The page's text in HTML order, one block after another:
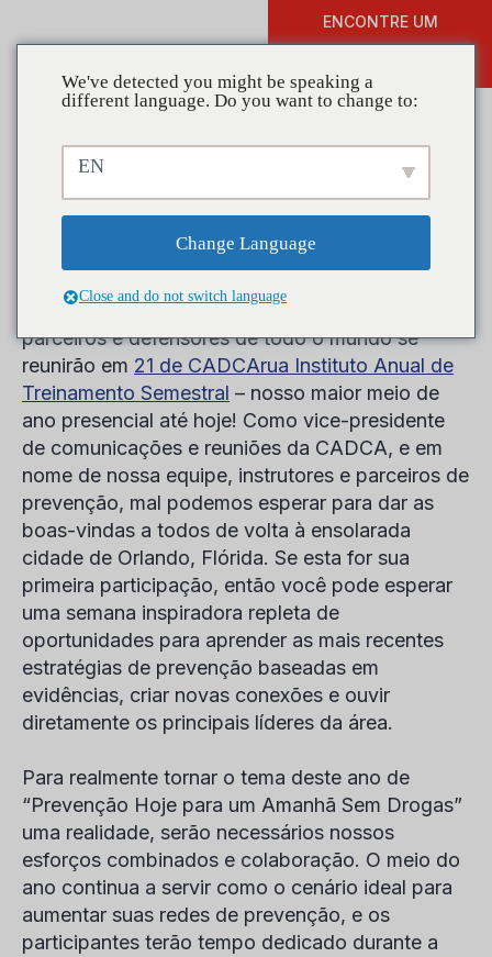
ENCONTRE UM
O meio do ano está quase
chegando!
Em apenas alguns dias, líderes de prevenção,
parceiros e defensores de todo o mundo se
reunirão em 21 de CADCArua Instituto Anual de
Treinamento Semestral – nosso maior meio de
ano presencial até hoje! Como vice-presidente
de comunicações e reuniões da CADCA, e em
nome de nossa equipe, instrutores e parceiros de
prevenção, mal podemos esperar para dar as
boas-vindas a todos de volta à ensolarada
cidade de Orlando, Flórida. Se esta for sua
primeira participação, então você pode esperar
uma semana inspiradora repleta de
oportunidades para aprender as mais recentes
estratégias de prevenção baseadas em
evidências, criar novas conexões e ouvir
diretamente os principais líderes da área.
Para realmente tornar o tema deste ano de
“Prevenção Hoje para um Amanhã Sem Drogas”
uma realidade, serão necessários nossos
esforços combinados e colaboração. O meio do
ano continua a servir como o cenário ideal para
aumentar suas redes de prevenção, e os
participantes terão tempo dedicado durante a
We've detected you might be speaking a
different language. Do you want to change to:
EN
Change Language
Close and do not switch language